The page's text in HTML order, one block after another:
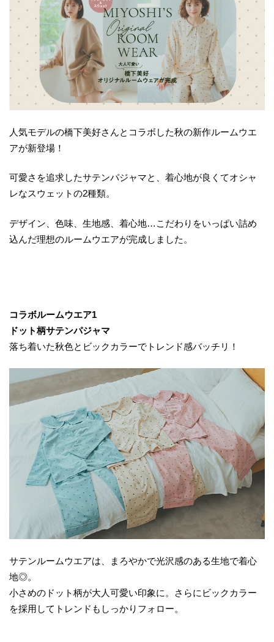
人気モデルの橋下美好さんとコラボした秋の新作ルームウエ
アが新登場！
可愛さを追求したサテンパジャマと、着心地が良くてオシャ
レなスウェットの2種類。
デザイン、色味、生地感、着心地…こだわりをいっぱい詰め
込んだ理想のルームウエアが完成しました。
コラボルームウエア1
ドット柄サテンパジャマ
落ち着いた秋色とビックカラーでトレンド感バッチリ！
サテンルームウエアは、まろやかで光沢感のある生地で着心
地◎。
小さめのドット柄が大人可愛い印象に。さらにビックカラー
を採用してトレンドもしっかりフォロー。